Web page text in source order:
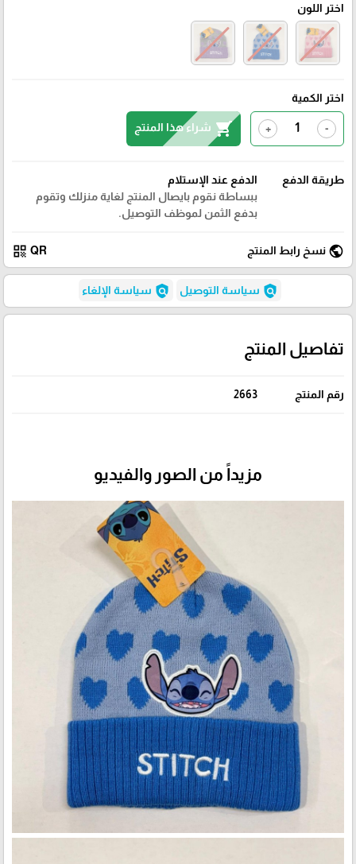
اختر اللون
اختر الكمية
-
+
shopping_cart شراء هذا المنتج
طريقة الدفع
الدفع عند الإستلام
ببساطة نقوم بايصال المنتج لغاية منزلك وتقوم
بدفع الثمن لموظف التوصيل.
public نسخ رابط المنتج QR
qr_code
policy سياسة التوصيل policy سياسة الإلغاء
تفاصيل المنتج
رقم المنتج 2663
مزيداً من الصور والفيديو